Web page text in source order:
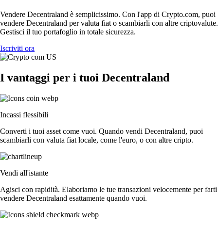
Vendere Decentraland è semplicissimo. Con l'app di Crypto.com, puoi
vendere Decentraland per valuta fiat o scambiarli con altre criptovalute.
Gestisci il tuo portafoglio in totale sicurezza.
Iscriviti ora
I vantaggi per i tuoi Decentraland
Incassi flessibili
Converti i tuoi asset come vuoi. Quando vendi Decentraland, puoi
scambiarli con valuta fiat locale, come l'euro, o con altre cripto.
Vendi all'istante
Agisci con rapidità. Elaboriamo le tue transazioni velocemente per farti
vendere Decentraland esattamente quando vuoi.